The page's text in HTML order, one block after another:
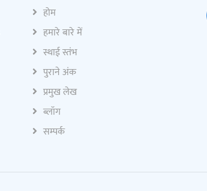
होम
हमारे बारे में
स्थाई स्तंभ
पुराने अंक
प्रमुख लेख
ब्लॉग
सम्पर्क